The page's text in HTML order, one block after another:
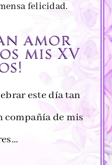
felicidad.
amor
mis XV
este día tan
compañía de mis